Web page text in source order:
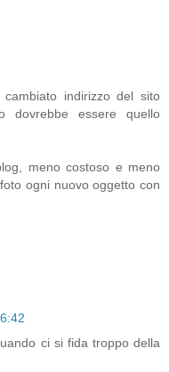
indirizzo del sito
dovrebbe essere quello
meno costoso e meno
ogni nuovo oggetto con
ci si fida troppo della